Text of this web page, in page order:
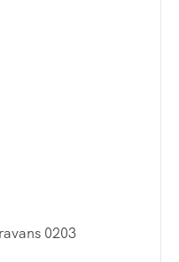
0203